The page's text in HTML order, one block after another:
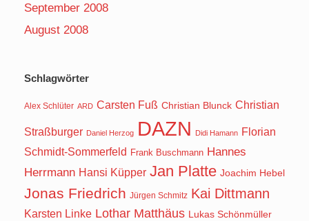
September 2008
August 2008
Schlagwörter
Alex Schlüter ARD Carsten Fuß Christian Blunck Christian
Straßburger Daniel Herzog DAZN Didi Hamann Florian
Schmidt-Sommerfeld Frank Buschmann Hannes
Herrmann Hansi Küpper Jan Platte Joachim Hebel
Jonas Friedrich Jürgen Schmitz Kai Dittmann
Karsten Linke Lothar Matthäus Lukas Schönmüller